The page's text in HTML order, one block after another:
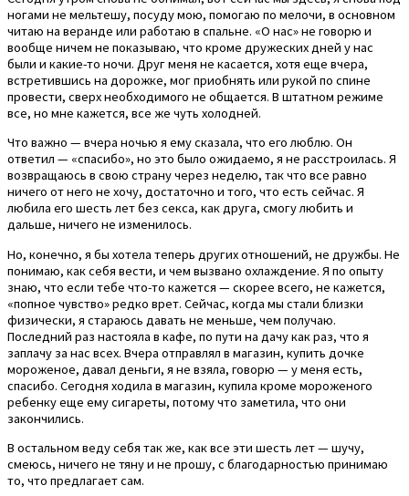
ногами не мельтешу, посуду мою, помогаю по мелочи, в основном
читаю на веранде или работаю в спальне. «О нас» не говорю и
вообще ничем не показываю, что кроме дружеских дней у нас
были и какие-то ночи. Друг меня не касается, хотя еще вчера,
встретившись на дорожке, мог приобнять или рукой по спине
провести, сверх необходимого не общается. В штатном режиме
все, но мне кажется, все же чуть холодней.
Что важно — вчера ночью я ему сказала, что его люблю. Он
ответил — «спасибо», но это было ожидаемо, я не расстроилась. Я
возвращаюсь в свою страну через неделю, так что все равно
ничего от него не хочу, достаточно и того, что есть сейчас. Я
любила его шесть лет без секса, как друга, смогу любить и
дальше, ничего не изменилось.
Но, конечно, я бы хотела теперь других отношений, не дружбы. Не
понимаю, как себя вести, и чем вызвано охлаждение. Я по опыту
знаю, что если тебе что-то кажется — скорее всего, не кажется,
«попное чувство» редко врет. Сейчас, когда мы стали близки
физически, я стараюсь давать не меньше, чем получаю.
Последний раз настояла в кафе, по пути на дачу как раз, что я
заплачу за нас всех. Вчера отправлял в магазин, купить дочке
мороженое, давал деньги, я не взяла, говорю — у меня есть,
спасибо. Сегодня ходила в магазин, купила кроме мороженого
ребенку еще ему сигареты, потому что заметила, что они
закончились.
В остальном веду себя так же, как все эти шесть лет — шучу,
смеюсь, ничего не тяну и не прошу, с благодарностью принимаю
то, что предлагает сам.